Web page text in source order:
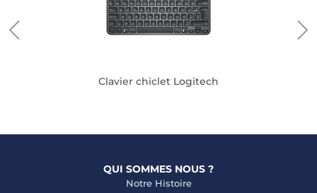
Clavier chiclet Logitech
QUI SOMMES NOUS ?
Notre Histoire